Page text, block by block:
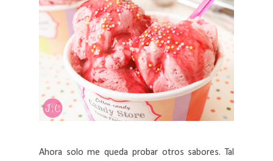
Ahora solo me queda probar otros sabores. Tal